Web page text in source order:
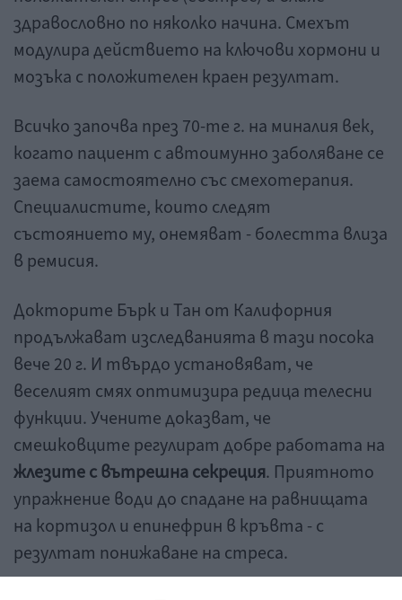
здравословно по няколко начина. Смехът
модулира действието на ключови хормони и
мозъка с положителен краен резултат.
Всичко започва през 70-те г. на миналия век,
когато пациент с автоимунно заболяване се
заема самостоятелно със смехотерапия.
Специалистите, които следят
състоянието му, онемяват - болестта влиза
в ремисия.
Докторите Бърк и Тан от Калифорния
продължават изследванията в тази посока
вече 20 г. И твърдо установяват, че
веселият смях оптимизира редица телесни
функции. Учените доказват, че
смешковците регулират добре работата на
жлезите с вътрешна секреция. Приятното
упражнение води до спадане на равнищата
на кортизол и епинефрин в кръвта - с
резултат понижаване на стреса.